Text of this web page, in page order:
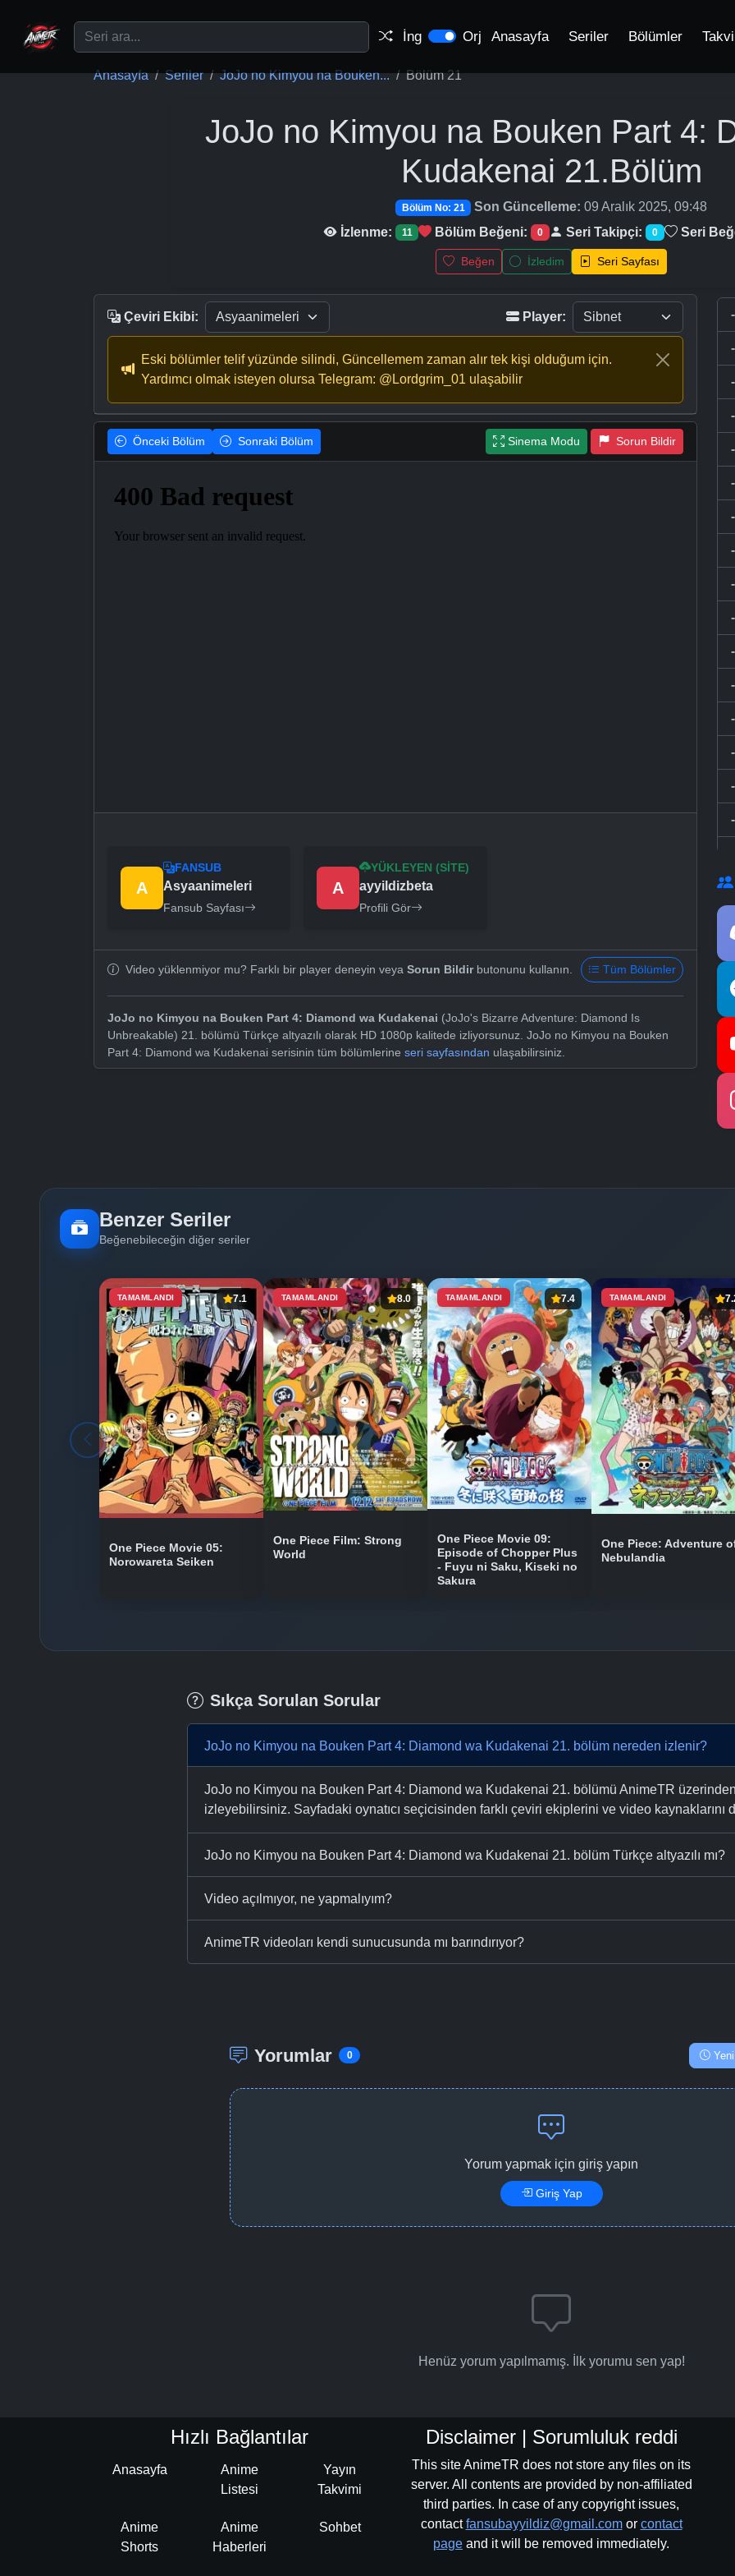
İng Orj Anasayfa Seriler Bölümler
Anasayfa Seriler JoJo no Kimyou na Bouken... Bölüm 21
JoJo no Kimyou na Bouken Part 4:
Kudakenai 21.Bölüm
Bölüm No: 21 Son Güncelleme: 09 Aralık 2025, 09:48
İzlenme:
11 Bölüm Beğeni: 0 Seri Takipçi: 0 Seri
Beğen İzledim Seri Sayfası
Çeviri Ekibi: Player:
Eski bölümler telif yüzünde silindi, Güncellemem zaman alır tek kişi olduğum için.
Yardımcı olmak isteyen olursa Telegram: @Lordgrim_01 ulaşabilir
Önceki Bölüm Sonraki Bölüm Sinema Modu Sorun Bildir
A
FANSUB
Asyaanimeleri
Fansub Sayfası
A
YÜKLEYEN (SITE)
ayyildizbeta
Profili Gör
Video yüklenmiyor mu? Farklı bir player deneyin veya Sorun Bildirbutonunu kullanın. Tüm Bölümler
JoJo no Kimyou na Bouken Part 4: Diamond wa Kudakenai (JoJo's Bizarre Adventure: Diamond Is
Unbreakable) 21. bölümü Türkçe altyazılı olarak HD 1080p kalitede izliyorsunuz. JoJo no Kimyou na Bouken
Part 4: Diamond wa Kudakenai serisinin tüm bölümlerine seri sayfasından ulaşabilirsiniz.
-
-
-
-
-
-
-
-
-
-
-
-
-
-
-
-
-
-
Benzer Seriler
Beğenebileceğin diğer seriler
TAMAMLANDI 7.1
One Piece Movie 05:
Norowareta Seiken
TAMAMLANDI 8.0
One Piece Film: Strong
World
TAMAMLANDI 7.4
One Piece Movie 09:
Episode of Chopper Plus
- Fuyu ni Saku, Kiseki no
Sakura
TAMAMLANDI
One Piece: Adventure
Nebulandia
Sıkça Sorulan Sorular
JoJo no Kimyou na Bouken Part 4: Diamond wa Kudakenai 21. bölüm nereden izlenir?
JoJo no Kimyou na Bouken Part 4: Diamond wa Kudakenai 21. bölümü AnimeTR
izleyebilirsiniz. Sayfadaki oynatıcı seçicisinden farklı çeviri ekiplerini ve video kaynaklarını
JoJo no Kimyou na Bouken Part 4: Diamond wa Kudakenai 21. bölüm Türkçe altyazılı mı?
Video açılmıyor, ne yapmalıyım?
AnimeTR videoları kendi sunucusunda mı barındırıyor?
Yorumlar 0 Yeni
Yorum yapmak için giriş yapın
Giriş Yap
Henüz yorum yapılmamış. İlk yorumu sen yap!
Hızlı Bağlantılar
Anasayfa
Anime
Listesi
Yayın
Takvimi
Anime
Shorts
Anime
Haberleri
Sohbet
Disclaimer | Sorumluluk reddi
This site AnimeTR does not store any files on its
server. All contents are provided by non-affiliated
third parties. In case of any copyright issues,
contactfansubayyildiz@gmail.comor contact
page and it will be removed immediately.